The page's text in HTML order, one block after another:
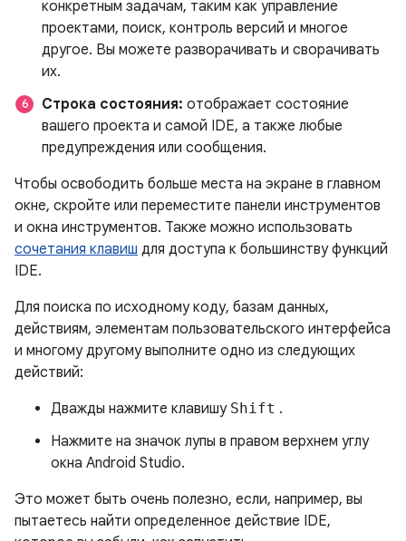
конкретным задачам, таким как управление
проектами, поиск, контроль версий и многое
другое. Вы можете разворачивать и сворачивать
их.
Строка состояния: отображает состояние
вашего проекта и самой IDE, а также любые
предупреждения или сообщения.
Чтобы освободить больше места на экране в главном
окне, скройте или переместите панели инструментов
и окна инструментов. Также можно использовать
сочетания клавиш для доступа к большинству функций
IDE.
Для поиска по исходному коду, базам данных,
действиям, элементам пользовательского интерфейса
и многому другому выполните одно из следующих
действий:
Дважды нажмите клавишу Shift .
Нажмите на значок лупы в правом верхнем углу
окна Android Studio.
Это может быть очень полезно, если, например, вы
пытаетесь найти определенное действие IDE,